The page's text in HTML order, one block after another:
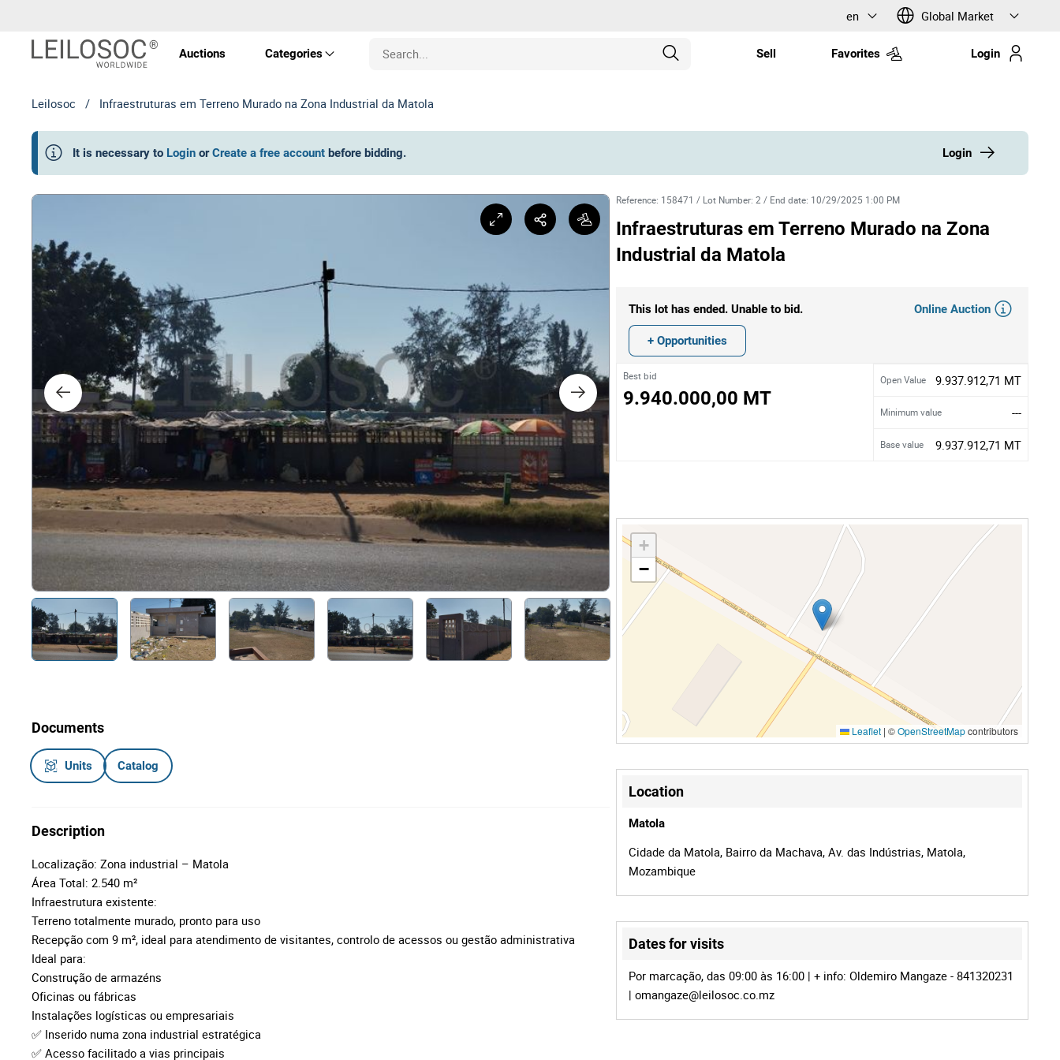
en Global Market
Auctions Categories
Real Estate
Vehicles
Machines
Art and Collectibles
Rights
Technology
Furniture and Decoration
Nautical
Others
Sell Favorites Login
Leilosoc / Infraestruturas em Terreno Murado na Zona Industrial da Matola
It is necessary to Login or Create a free account before bidding. Login
Documents
Units Catalog
Description
Localização: Zona industrial – Matola
Área Total: 2.540 m²
Infraestrutura existente:
Terreno totalmente murado, pronto para uso
Recepção com 9 m², ideal para atendimento de visitantes, controlo de acessos ou gestão administrativa
Ideal para:
Construção de armazéns
Oficinas ou fábricas
Instalações logísticas ou empresariais
✅ Inserido numa zona industrial estratégica
✅ Acesso facilitado a vias principais
Reference: 158471 / Lot Number:2 / End date: 10/29/2025 1:00 PM
Infraestruturas em Terreno Murado na Zona
Industrial da Matola
This lot has ended. Unable to bid. Online Auction
+ Opportunities
Best bid
9.940.000,00 MT
Open Value 9.937.912,71 MT
Minimum value ---
Base value 9.937.912,71 MT
+
−
Leaflet | ©OpenStreetMapcontributors
Location
Matola
Cidade da Matola, Bairro da Machava, Av. das Indústrias, Matola,
Mozambique
Dates for visits
Por marcação, das 09:00 às 16:00 | + info: Oldemiro Mangaze - 841320231
|omangaze@leilosoc.co.mz